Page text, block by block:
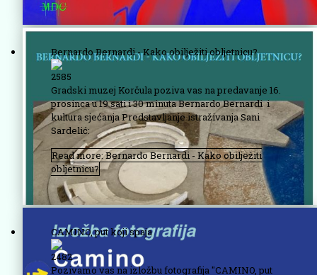
Bernardo Bernardi - Kako obilježiti obljetnicu?
2585
Gradski muzej Korčula poziva vas na predavanje 16.
prosinca u 19 sati i 30 minuta Bernardo Bernardi i
kultura sjećanja Predstavljanje istraživanja Sani
Sardelić:
Read more: Bernardo Bernardi - Kako obilježiti
obljetnicu?
CAMINO, put koji spaja
2482
Pozivamo vas na izložbu fotografija "CAMINO, put